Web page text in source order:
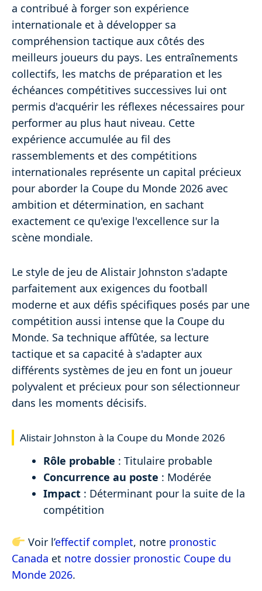
a contribué à forger son expérience
internationale et à développer sa
compréhension tactique aux côtés des
meilleurs joueurs du pays. Les entraînements
collectifs, les matchs de préparation et les
échéances compétitives successives lui ont
permis d'acquérir les réflexes nécessaires pour
performer au plus haut niveau. Cette
expérience accumulée au fil des
rassemblements et des compétitions
internationales représente un capital précieux
pour aborder la Coupe du Monde 2026 avec
ambition et détermination, en sachant
exactement ce qu'exige l'excellence sur la
scène mondiale.
Le style de jeu de Alistair Johnston s'adapte
parfaitement aux exigences du football
moderne et aux défis spécifiques posés par une
compétition aussi intense que la Coupe du
Monde. Sa technique affûtée, sa lecture
tactique et sa capacité à s'adapter aux
différents systèmes de jeu en font un joueur
polyvalent et précieux pour son sélectionneur
dans les moments décisifs.
Alistair Johnston à la Coupe du Monde 2026
Rôle probable : Titulaire probable
Concurrence au poste : Modérée
Impact : Déterminant pour la suite de la
compétition
Voir l’effectif complet, notre pronostic
Canada et notre dossier pronostic Coupe du
Monde 2026.